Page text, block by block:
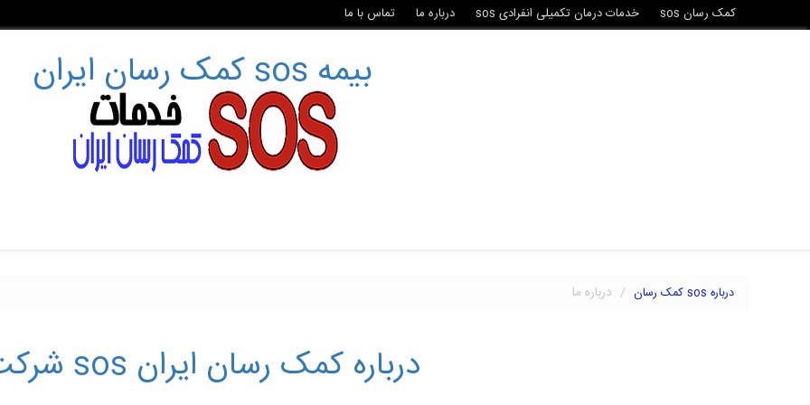
کمک رسان sos خدمات درمان تکمیلی انفرادی sos درباره ما تماس با ما
بیمه sos کمک رسان ایران
درباره sos کمک رسان درباره ما
درباره کمک رسان ایران sos شرکت